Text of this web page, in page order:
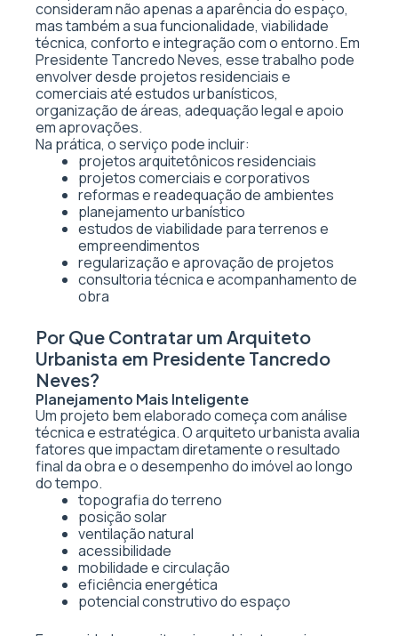
consideram não apenas a aparência do espaço,
mas também a sua funcionalidade, viabilidade
técnica, conforto e integração com o entorno. Em
Presidente Tancredo Neves, esse trabalho pode
envolver desde projetos residenciais e
comerciais até estudos urbanísticos,
organização de áreas, adequação legal e apoio
em aprovações.
Na prática, o serviço pode incluir:
projetos arquitetônicos residenciais
projetos comerciais e corporativos
reformas e readequação de ambientes
planejamento urbanístico
estudos de viabilidade para terrenos e
empreendimentos
regularização e aprovação de projetos
consultoria técnica e acompanhamento de
obra
Por Que Contratar um Arquiteto
Urbanista em Presidente Tancredo
Neves?
Planejamento Mais Inteligente
Um projeto bem elaborado começa com análise
técnica e estratégica. O arquiteto urbanista avalia
fatores que impactam diretamente o resultado
final da obra e o desempenho do imóvel ao longo
do tempo.
topografia do terreno
posição solar
ventilação natural
acessibilidade
mobilidade e circulação
eficiência energética
potencial construtivo do espaço